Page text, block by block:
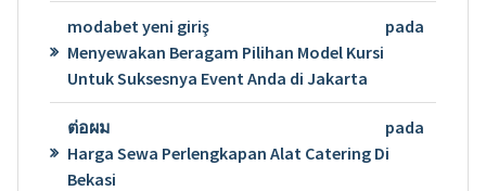
modabet yeni giriş
pada
Menyewakan Beragam Pilihan Model Kursi
Untuk Suksesnya Event Anda di Jakarta
ต่อผม
pada
Harga Sewa Perlengkapan Alat Catering Di
Bekasi